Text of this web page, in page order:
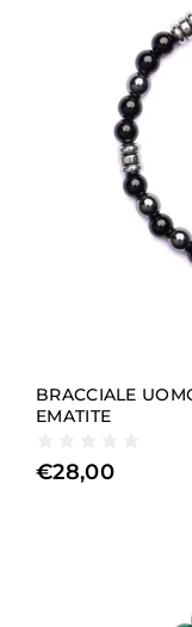
BRACCIALE
EMATITE
€28,00